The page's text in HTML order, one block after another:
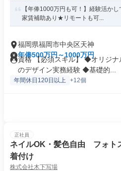
【年俸1000万円も可！】経験活か
家賃補助あり★リモートも可...
福岡県福岡市中央区天神
年俸500万円～1000万円
資格 【必須スキル】 ◆オリジ
のデザイン実務経験 ◆基礎的...
年間休日120日以上 +12個
正社員
ネイルOK・髪色自由 フォト
着付け
株式会社木下写場